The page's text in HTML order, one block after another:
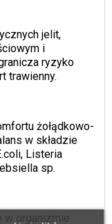
jelit,
i
ryzyko
trawienny.
żołądkowo-
w składzie
Listeria
sp.
w organizmie